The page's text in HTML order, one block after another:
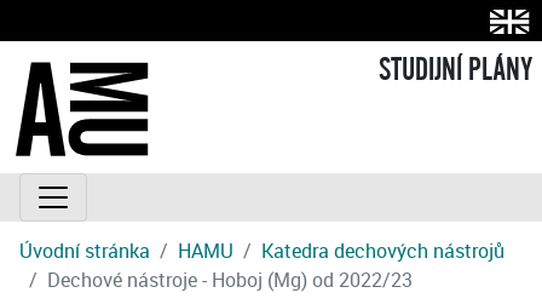
STUDIJNÍ PLÁNY
Úvodní stránka HAMU
Katedra dechových nástrojů
Dechové nástroje - Hoboj (Mg) od 2022/23